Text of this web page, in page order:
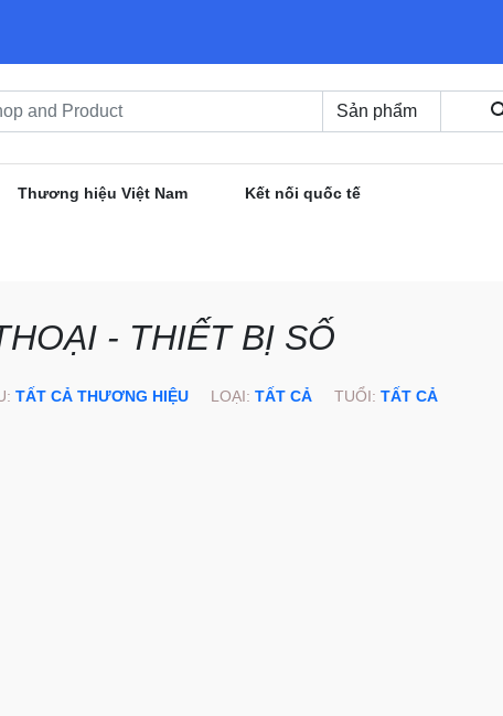
Thương hiệu Việt Nam Kết nối quốc tế
- THIẾT BỊ SỐ
TẤT CẢ THƯƠNG HIỆU LOẠI: TẤT CẢ TUỔI: TẤT CẢ